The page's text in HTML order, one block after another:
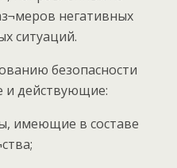
негативных
ситуаций.
безопасности
и действующие:
имеющие в составе